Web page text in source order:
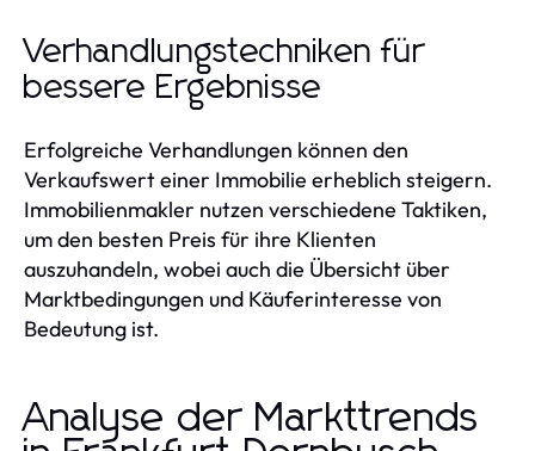
Verhandlungstechniken für
bessere Ergebnisse
Erfolgreiche Verhandlungen können den
Verkaufswert einer Immobilie erheblich steigern.
Immobilienmakler nutzen verschiedene Taktiken,
um den besten Preis für ihre Klienten
auszuhandeln, wobei auch die Übersicht über
Marktbedingungen und Käuferinteresse von
Bedeutung ist.
Analyse der Markttrends